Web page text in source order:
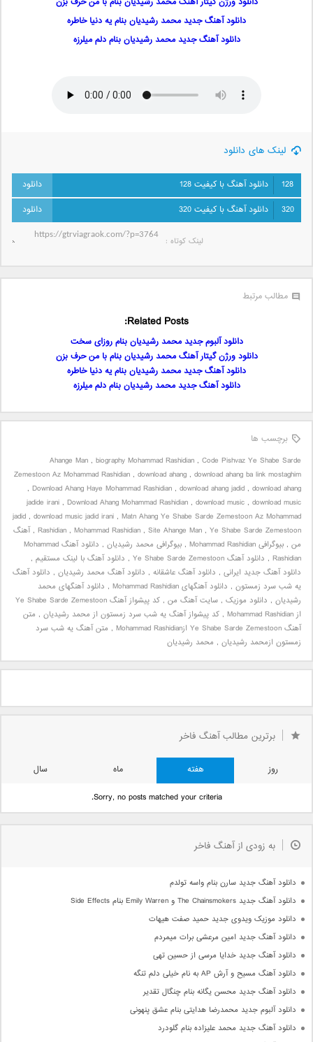
دانلود آهنگ جدید محمد رشیدیان بنام یه دنیا خاطره
دانلود آهنگ جدید محمد رشیدیان بنام دلم میلرزه
لینک های دانلود
128
دانلود آهنگ با کیفیت 128
320
دانلود آهنگ با کیفیت 320
لینک کوتاه‌ :
مطالب مرتبط
Related Posts:
دانلود آلبوم جدید محمد رشیدیان بنام روزای سخت
دانلود ورژن گیتار آهنگ محمد رشیدیان بنام با من حرف بزن
دانلود آهنگ جدید محمد رشیدیان بنام یه دنیا خاطره
دانلود آهنگ جدید محمد رشیدیان بنام دلم میلرزه
برچسب ها
Ahange Man , biography Mohammad Rashidian , Code Pishvaz Ye Shabe Sarde
Zemestoon Az Mohammad Rashidian , download ahang , download ahang ba link mostaghim
, Download Ahang Haye Mohammad Rashidian , download ahang jadid , download ahang
jadide irani , Download Ahang Mohammad Rashidian , download music , download music
jadid , download music jadid irani , Matn Ahang Ye Shabe Sarde Zemestoon Az Mohammad
Rashidian , Mohammad Rashidian , Site Ahange Man , Ye Shabe Sarde Zemestoon
,آهنگ
من , بیوگرافی Mohammad Rashidian , بیوگرافی محمد رشیدیان ,
دانلود آهنگ Mohammad
Rashidian
, دانلود آهنگ Ye Shabe Sarde Zemestoon , دانلود آهنگ با لینک مستقیم ,
دانلود آهنگ جدید ایرانی , دانلود آهنگ عاشقانه , دانلود آهنگ محمد رشیدیان , دانلود آهنگ
یه شب سرد زمستون , دانلود آهنگهای Mohammad Rashidian , دانلود آهنگهای محمد
رشیدیان , دانلود موزیک , سایت آهنگ من ,
کد پیشواز آهنگ Ye Shabe Sarde Zemestoon
از Mohammad Rashidian
, کد پیشواز آهنگ یه شب سرد زمستون از محمد رشیدیان , متن
آهنگ Ye Shabe Sarde Zemestoon ازMohammad Rashidian
, متن آهنگ یه شب سرد
زمستون ازمحمد رشیدیان , محمد رشیدیان
برترین مطالب آهنگ فاخر
روز هفته ماه
سال
Sorry, no posts matched your criteria.
به زودی از آهنگ فاخر
دانلود آهنگ جدید سارن بنام واسه تولدم
دانلود آهنگ جدید The Chainsmokers و Emily Warren بنام Side Effects
دانلود موزیک ویدوی جدید حمید صفت هیهات
دانلود آهنگ جدید امین مرعشی برات میمردم
دانلود آهنگ جدید خدایا مرسی از حسین تهی
دانلود آهنگ مسیح و آرش AP به نام خیلی دلم تنگه
دانلود آهنگ جدید محسن یگانه بنام چنگال تقدیر
دانلود آلبوم جدید محمدرضا هدایتی بنام عشق پنهونی
دانلود آهنگ جدید محمد علیزاده بنام گلودرد